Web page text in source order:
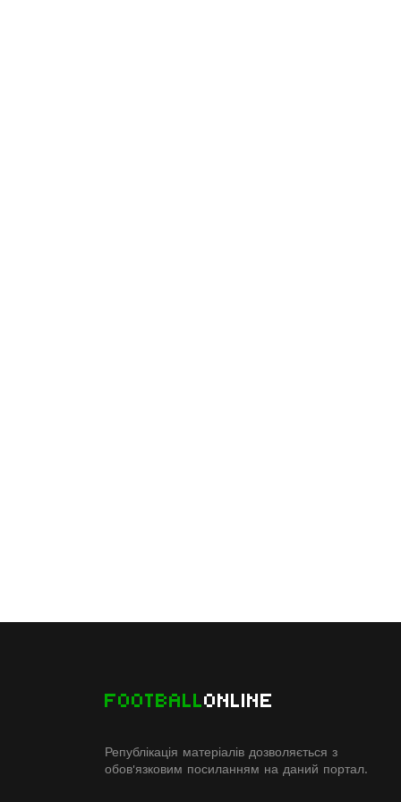
FOOTBALLONLINE
Републікація матеріалів дозволяється з
обов'язковим посиланням на даний портал.